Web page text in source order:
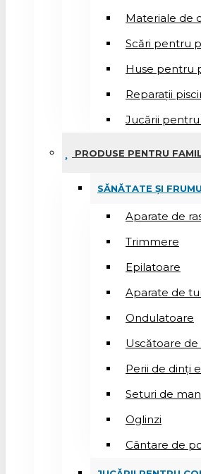
Materiale de
Scări pentru
Huse pentru
Reparații
Jucării pentru
PRODUSE PENTRU
SĂNĂTATE ȘI
Aparate de
Trimmere
Epilatoare
Aparate de
Ondulatoare
Uscătoare de
Perii de dinți
Seturi de
Oglinzi
Cântare de